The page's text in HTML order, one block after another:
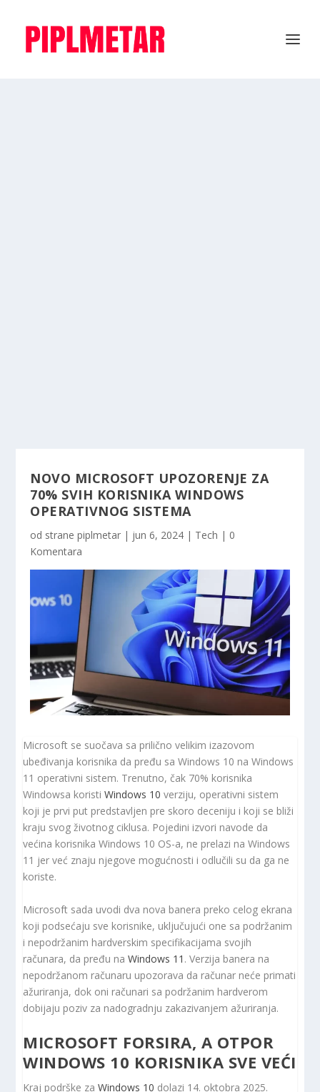
NOVO MICROSOFT UPOZORENJE ZA
70% SVIH KORISNIKA WINDOWS
OPERATIVNOG SISTEMA
od stranepiplmetar | jun 6, 2024 | Tech | 0
Komentara
Microsoft se suočava sa prilično velikim izazovom
ubeđivanja korisnika da pređu sa Windows 10 na Windows
11 operativni sistem. Trenutno, čak 70% korisnika
Windowsa koristiWindows 10 verziju, operativni sistem
koji je prvi put predstavljen pre skoro deceniju i koji se bliži
kraju svog životnog ciklusa. Pojedini izvori navode da
većina korisnika Windows 10 OS-a, ne prelazi na Windows
11 jer već znaju njegove mogućnosti i odlučili su da ga ne
koriste.
Microsoft sada uvodi dva nova banera preko celog ekrana
koji podsećaju sve korisnike, uključujući one sa podržanim
i nepodržanim hardverskim specifikacijama svojih
računara, da pređu naWindows 11 . Verzija banera na
nepodržanom računaru upozorava da računar neće primati
ažuriranja, dok oni računari sa podržanim hardverom
dobijaju poziv za nadogradnju zakazivanjem ažuriranja.
MICROSOFT FORSIRA, A OTPOR
WINDOWS 10 KORISNIKA SVE VEĆI
Kraj podrške zaWindows 10 dolazi 14. oktobra 2025.